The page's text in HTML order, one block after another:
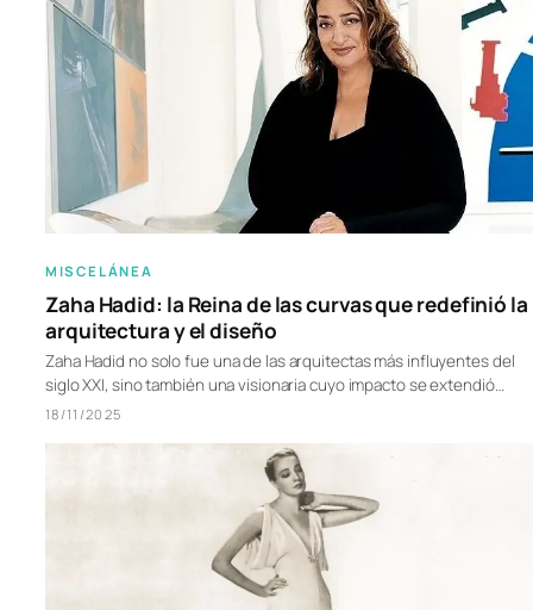
MISCELÁNEA
Zaha Hadid: la Reina de las curvas que redefinió la
arquitectura y el diseño
Zaha Hadid no solo fue una de las arquitectas más influyentes del
siglo XXI, sino también una visionaria cuyo impacto se extendió…
18/11/2025